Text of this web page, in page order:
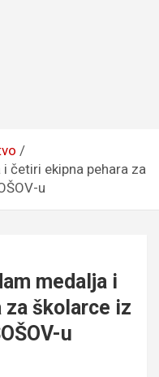
četiri ekipna pehara za
u
medalja i
školarce iz
u